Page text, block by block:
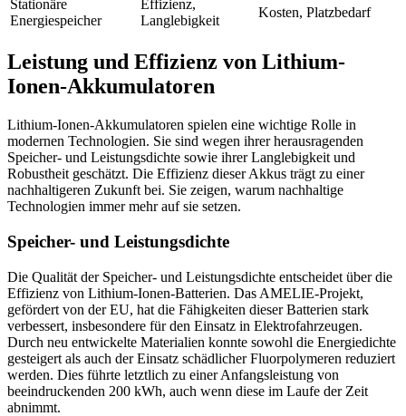
Stationäre
Energiespeicher
Effizienz,
Langlebigkeit
Kosten, Platzbedarf
Leistung und Effizienz von Lithium-
Ionen-Akkumulatoren
Lithium-Ionen-Akkumulatoren spielen eine wichtige Rolle in
modernen Technologien. Sie sind wegen ihrer herausragenden
Speicher- und Leistungsdichte sowie ihrer Langlebigkeit und
Robustheit geschätzt. Die Effizienz dieser Akkus trägt zu einer
nachhaltigeren Zukunft bei. Sie zeigen, warum nachhaltige
Technologien immer mehr auf sie setzen.
Speicher- und Leistungsdichte
Die Qualität der Speicher- und Leistungsdichte entscheidet über die
Effizienz von Lithium-Ionen-Batterien. Das AMELIE-Projekt,
gefördert von der EU, hat die Fähigkeiten dieser Batterien stark
verbessert, insbesondere für den Einsatz in Elektrofahrzeugen.
Durch neu entwickelte Materialien konnte sowohl die Energiedichte
gesteigert als auch der Einsatz schädlicher Fluorpolymeren reduziert
werden. Dies führte letztlich zu einer Anfangsleistung von
beeindruckenden 200 kWh, auch wenn diese im Laufe der Zeit
abnimmt.